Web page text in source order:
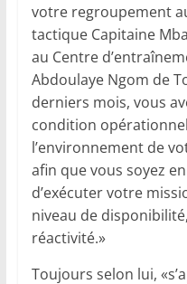
votre regroupement
tactique Capitaine
au Centre
Abdoulaye Ngom de
derniers mois, vous
condition
l’environnement de
afin que vous soyez
d’exécuter votre
niveau de
réactivité.»
Toujours selon lui,